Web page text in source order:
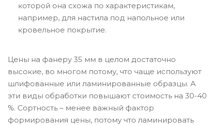
которой она схожа по характеристикам,
например, для настила под напольное или
кровельное покрытие.
Цены на фанеру 35 мм в целом достаточно
высокие, во многом потому, что чаще используют
шлифованные или ламинированные образцы. А
эти виды обработки повышают стоимость на 30-40
%. Сортность – менее важный фактор
формирования цены, потому что ламинировать